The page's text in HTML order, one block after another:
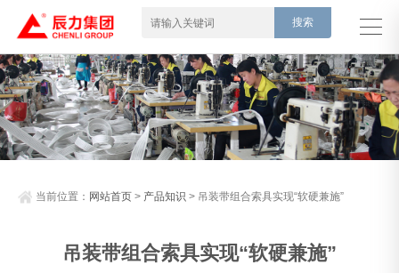
当前位置： 网站首页 > 产品知识 > 吊装带组合索具实现“软硬兼施”
吊装带组合索具实现“软硬兼施”